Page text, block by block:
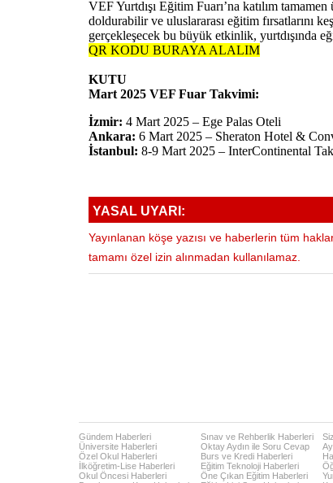
VEF Yurtdışı Eğitim Fuarı’na katılım
doldurabilir ve uluslararası eğitim fırsatlarını
gerçekleşecek bu büyük etkinlik, yurtdışında
QR KODU BURAYA ALALIM
KUTU
Mart 2025 VEF Fuar Takvimi:
İzmir: 4 Mart 2025 – Ege Palas Oteli
Ankara: 6 Mart 2025 – Sheraton Hotel &
İstanbul: 8-9 Mart 2025 – InterContinental
YASAL UYARI:
Yayınlanan köşe yazısı ve haberlerin tüm
tamamı özel izin alınmadan kullanılamaz.
Gündem Haberleri
Üniversite Haberleri
Özel Okul Haberleri
İlköğretim-Lise Haberleri
Okul Öncesi Haberleri
Sınav ve Rehberlik Haberleri
Oktay Aydın ile Soru Cevap
Burs ve Kredi Haberleri
Eğitim Teknoloji Haberleri
Öne Çıkan Eğitim Haberleri